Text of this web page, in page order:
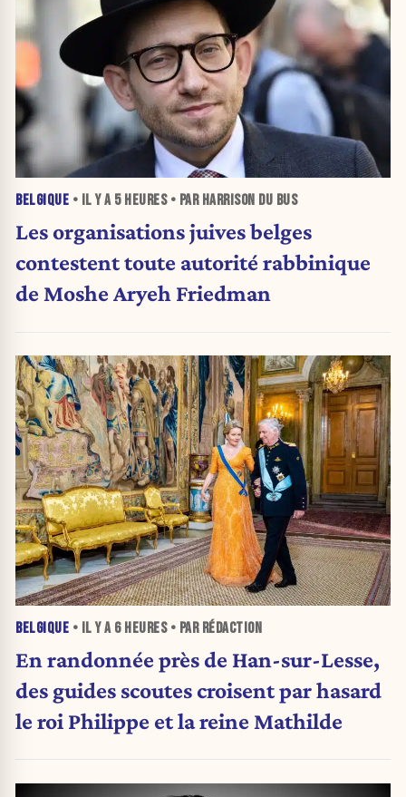
BELGIQUE • IL Y A 5 HEURES• PAR HARRISON DU BUS
Les organisations juives belges
contestent toute autorité rabbinique
de Moshe Aryeh Friedman
BELGIQUE • IL Y A 6 HEURES• PAR RÉDACTION
En randonnée près de Han-sur-Lesse,
des guides scoutes croisent par hasard
le roi Philippe et la reine Mathilde